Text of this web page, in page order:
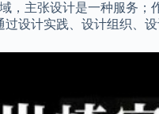
，主张设计是一种服务
设计实践、设计组织、